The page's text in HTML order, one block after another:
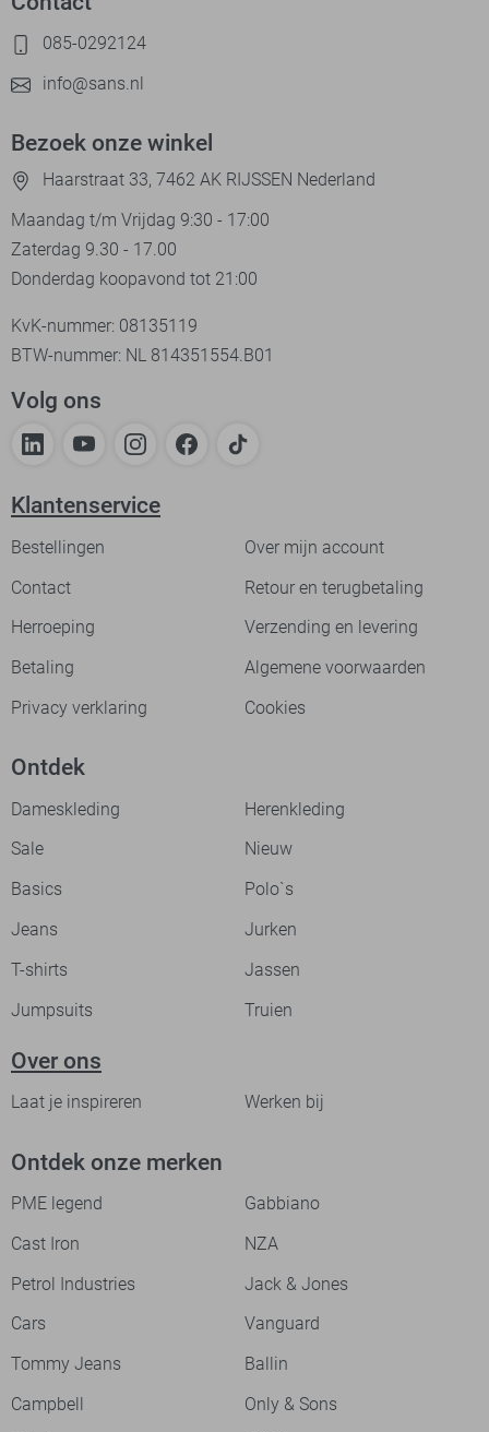
085-0292124
info@sans.nl
Bezoek onze winkel
Haarstraat 33, 7462 AK RIJSSEN Nederland
Maandag t/m Vrijdag 9:30 - 17:00
Zaterdag 9.30 - 17.00
Donderdag koopavond tot 21:00
KvK-nummer: 08135119
BTW-nummer: NL 814351554.B01
Volg ons
Klantenservice
Bestellingen
Over mijn account
Contact
Retour en terugbetaling
Herroeping
Verzending en levering
Betaling
Algemene voorwaarden
Privacy verklaring
Cookies
Ontdek
Dameskleding
Herenkleding
Sale
Nieuw
Basics
Polo`s
Jeans
Jurken
T-shirts
Jassen
Jumpsuits
Truien
Over ons
Laat je inspireren Werken bij
Ontdek onze merken
PME legend
Gabbiano
Cast Iron
NZA
Petrol Industries
Jack & Jones
Cars
Vanguard
Tommy Jeans
Ballin
Campbell
Only & Sons